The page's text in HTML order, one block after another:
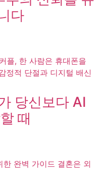
다
당신보다 AI
때